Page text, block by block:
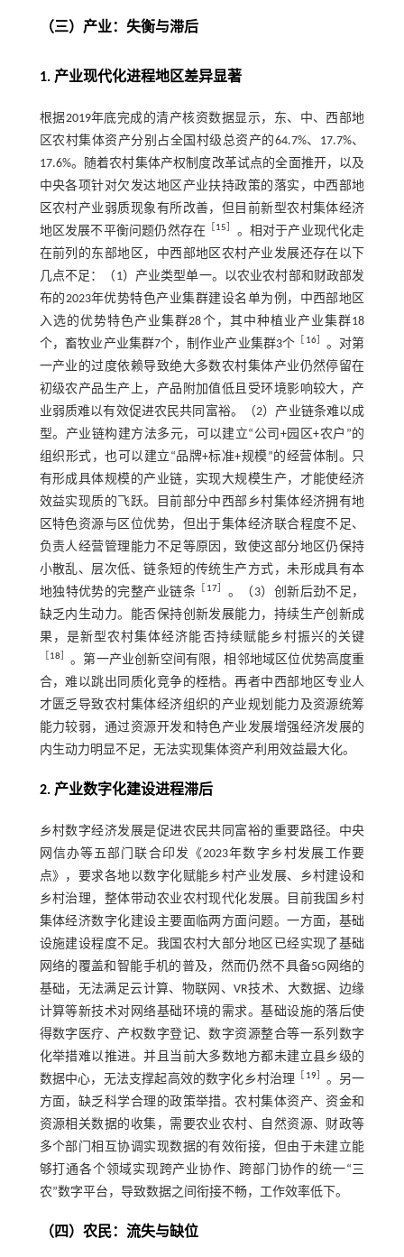
（三）产业：失衡与滞后
1. 产业现代化进程地区差异显著
根据2019年底完成的清产核资数据显示，东、中、西部地
区农村集体资产分别占全国村级总资产的64.7%、17.7%、
17.6%。随着农村集体产权制度改革试点的全面推开，以及
中央各项针对欠发达地区产业扶持政策的落实，中西部地
区农村产业弱质现象有所改善，但目前新型农村集体经济
地区发展不平衡问题仍然存在
15
。相对于产业现代化走
在前列的东部地区，中西部地区农村产业发展还存在以下
几点不足：（1）产业类型单一。以农业农村部和财政部发
布的2023年优势特色产业集群建设名单为例，中西部地区
入选的优势特色产业集群28个，其中种植业产业集群18
个，畜牧业产业集群7个，制作业产业集群3个
16］ 。对第
一产业的过度依赖导致绝大多数农村集体产业仍然停留在
初级农产品生产上，产品附加值低且受环境影响较大，产
业弱质难以有效促进农民共同富裕。（2）产业链条难以成
型。产业链构建方法多元，可以建立“公司+园区+农户”的
组织形式，也可以建立“品牌+标准+规模”的经营体制。只
有形成具体规模的产业链，实现大规模生产，才能使经济
效益实现质的飞跃。目前部分中西部乡村集体经济拥有地
区特色资源与区位优势，但出于集体经济联合程度不足、
负责人经营管理能力不足等原因，致使这部分地区仍保持
小散乱、层次低、链条短的传统生产方式，未形成具有本
地独特优势的完整产业链条
17］ 。（3）创新后劲不足，
缺乏内生动力。能否保持创新发展能力，持续生产创新成
果，是新型农村集体经济能否持续赋能乡村振兴的关键
18
。第一产业创新空间有限，相邻地域区位优势高度重
合，难以跳出同质化竞争的桎梏。再者中西部地区专业人
才匮乏导致农村集体经济组织的产业规划能力及资源统筹
能力较弱，通过资源开发和特色产业发展增强经济发展的
内生动力明显不足，无法实现集体资产利用效益最大化。
2. 产业数字化建设进程滞后
乡村数字经济发展是促进农民共同富裕的重要路径。中央
网信办等五部门联合印发《2023年数字乡村发展工作要
点》，要求各地以数字化赋能乡村产业发展、乡村建设和
乡村治理，整体带动农业农村现代化发展。目前我国乡村
集体经济数字化建设主要面临两方面问题。一方面，基础
设施建设程度不足。我国农村大部分地区已经实现了基础
网络的覆盖和智能手机的普及，然而仍然不具备5G网络的
基础，无法满足云计算、物联网、VR技术、大数据、边缘
计算等新技术对网络基础环境的需求。基础设施的落后使
得数字医疗、产权数字登记、数字资源整合等一系列数字
化举措难以推进。并且当前大多数地方都未建立县乡级的
数据中心，无法支撑起高效的数字化乡村治理
19］ 。另一
方面，缺乏科学合理的政策举措。农村集体资产、资金和
资源相关数据的收集，需要农业农村、自然资源、财政等
多个部门相互协调实现数据的有效衔接，但由于未建立能
够打通各个领域实现跨产业协作、跨部门协作的统一“三
农”数字平台，导致数据之间衔接不畅，工作效率低下。
（四）农民：流失与缺位